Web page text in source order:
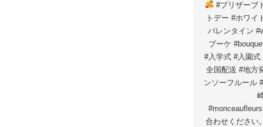
#プリザーブ
トデー #ホワイ
バレンタイン
ブーケ
#入学式 #入園
全国配送 #地方
ンソーフルール
合わせください